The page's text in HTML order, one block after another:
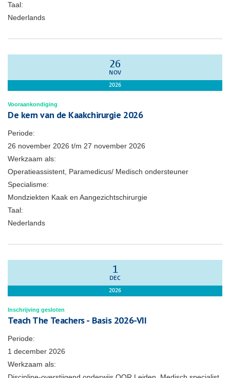
Taal:
Nederlands
26
NOV
2026
Vooraankondiging
De kern van de Kaakchirurgie 2026
Periode:
26 november 2026 t/m 27 november 2026
Werkzaam als:
Operatieassistent, Paramedicus/ Medisch ondersteuner
Specialisme:
Mondziekten Kaak en Aangezichtschirurgie
Taal:
Nederlands
1
DEC
2026
Inschrijving gesloten
Teach The Teachers - Basis 2026-VII
Periode:
1 december 2026
Werkzaam als: